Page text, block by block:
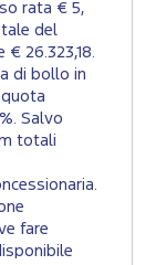
rata € 5,
del
26.323,18.
di bollo in
Salvo
totali
fare